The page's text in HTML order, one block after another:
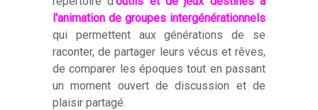
l'animation de groupes intergénérationnels
qui permettent aux générations de se
raconter, de partager leurs vécus et rêves,
de comparer les époques tout en passant
un moment ouvert de discussion et de
plaisir partagé.